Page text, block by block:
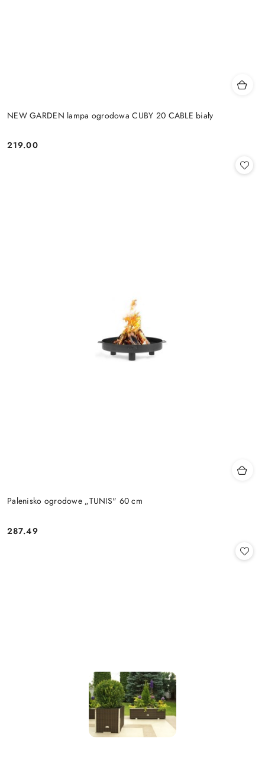
NEW GARDEN lampa ogrodowa CUBY 20 CABLE biały
Cena:
219.00
Palenisko ogrodowe „TUNIS" 60 cm
Cena:
287.49